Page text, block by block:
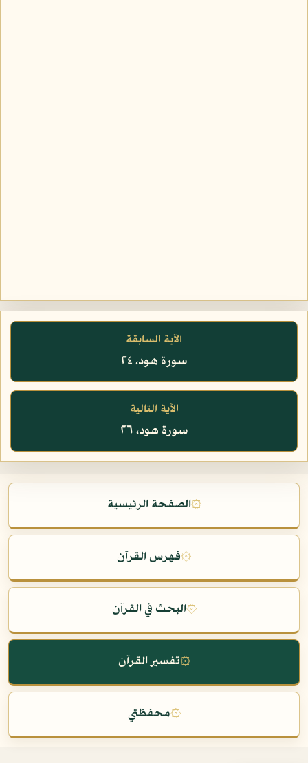
الآية السابقة
سورة هود، ٢٤
الآية التالية
سورة هود، ٢٦
۞الصفحة الرئيسية
۞فهرس القرآن
۞البحث في القرآن
۞تفسير القرآن
۞محفظتي